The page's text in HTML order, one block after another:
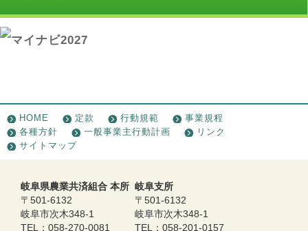
HOME 定款 行動規範
事業規程
各種方針
一般事業主行動計画
リンク
サイトマップ
岐阜県農業共済組合 本所
〒501-6132
岐阜市次木348-1
TEL：058-270-0081
岐阜支所
〒501-6132
岐阜市次木348-1
TEL：058-201-0157